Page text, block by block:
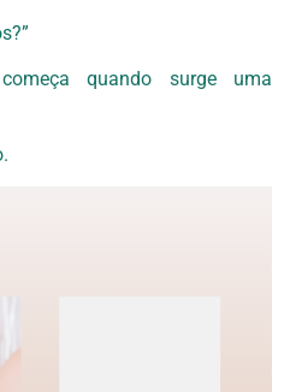
quando surge uma